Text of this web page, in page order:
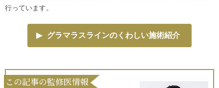
行っています。
▶ グラマラスラインのくわしい施術紹介
この記事の監修医情報